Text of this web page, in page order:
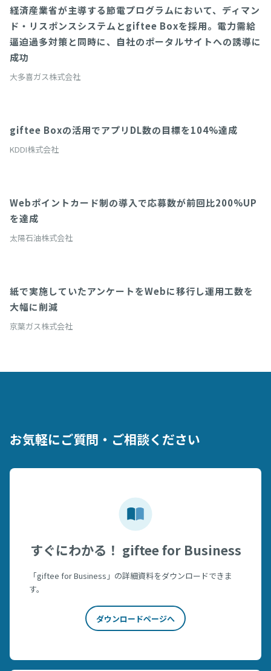
経済産業省が主導する節電プログラムにおいて、ディマン
ド・リスポンスシステムとgiftee Boxを採用。電力需給
逼迫過多対策と同時に、自社のポータルサイトへの誘導に
成功
大多喜ガス株式会社
Survey(アンケートシステム)
giftee Boxの活用でアプリDL数の目標を104%達成
KDDI株式会社
MustBuy(購買判定システム)
Webポイントカード制の導入で応募数が前回比200%UP
を達成
太陽石油株式会社
Survey(アンケートシステム)
紙で実施していたアンケートをWebに移行し運用工数を
大幅に削減
京葉ガス株式会社
お気軽にご質問・ご相談ください
すぐにわかる！ giftee for Business
「giftee for Business」の詳細資料をダウンロードできま
す。
ダウンロードページへ